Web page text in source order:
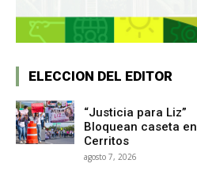
ELECCION DEL EDITOR
“Justicia para Liz”
Bloquean caseta en
Cerritos
agosto 7, 2026